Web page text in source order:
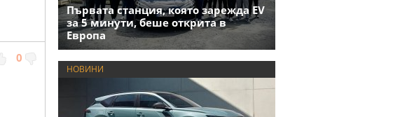
0
Първата станция, която зарежда EV
за 5 минути, беше открита в
Европа
НОВИНИ